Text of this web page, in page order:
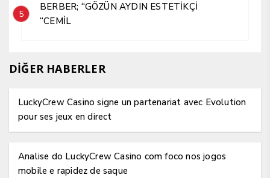
5
BERBER; “GÖZÜN AYDIN ESTETİKÇİ
“CEMİL
DİĞER HABERLER
LuckyCrew Casino signe un partenariat avec Evolution
pour ses jeux en direct
Analise do LuckyCrew Casino com foco nos jogos
mobile e rapidez de saque